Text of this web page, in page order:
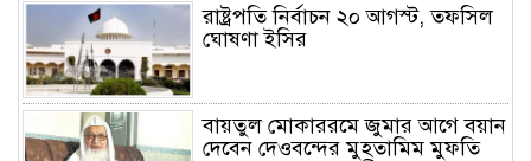
রাষ্ট্রপতি নির্বাচন ২০ আগস্ট, তফসিল
ঘোষণা ইসির
বায়তুল মোকাররমে জুমার আগে বয়ান
দেবেন দেওবন্দের মুহতামিম মুফতি